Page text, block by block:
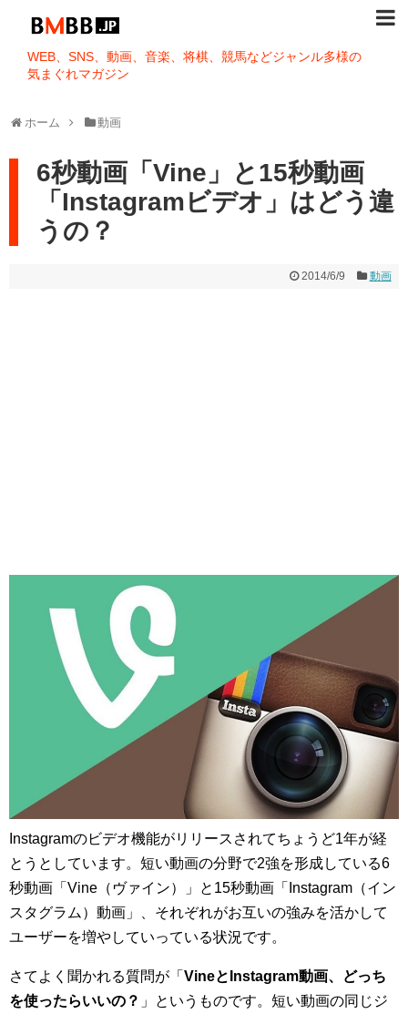
WEB、SNS、動画、音楽、将棋、競馬などジャンル多様の
気まぐれマガジン
ホーム 動画
6秒動画「Vine」と15秒動画
「Instagramビデオ」はどう違
うの？
2014/6/9 動画
Instagramのビデオ機能がリリースされてちょうど1年が経
とうとしています。短い動画の分野で2強を形成している6
秒動画「Vine（ヴァイン）」と15秒動画「Instagram（イン
スタグラム）動画」、それぞれがお互いの強みを活かして
ユーザーを増やしていっている状況です。
さてよく聞かれる質問が「 VineとInstagram動画、どっち
を使ったらいいの？ 」というものです。短い動画の同じジ